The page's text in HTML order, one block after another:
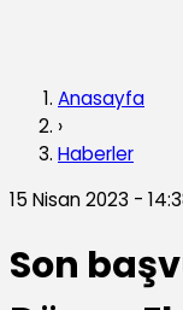
Anasayfa
›
Haberler
15 Nisan 2023 -
Son